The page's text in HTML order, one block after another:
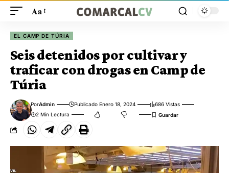
Aa
EL CAMP DE TÚRIA
Seis detenidos por cultivar y
traficar con drogas en Camp de
Túria
PorAdmin Publicado Enero 18, 2024
686 Vistas
2 Min Lectura